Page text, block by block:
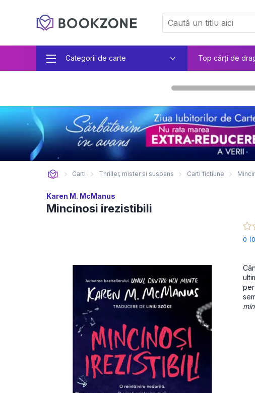
Categorii de carte Top cărți de
Carti Thriller, mister si suspans Carti fictiune
Karen M. McManus
Mincinosi irezistibili
0